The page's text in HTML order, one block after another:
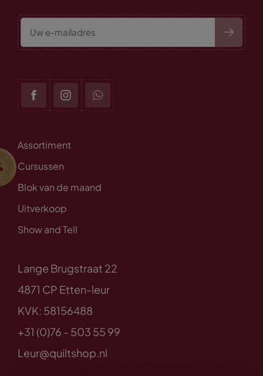
Assortiment
Cursussen
Blok van de maand
Uitverkoop
Show and Tell
Lange Brugstraat 22
4871 CP Etten-leur
KVK: 58156488
+31 (0)76 - 503 55 99
Leur@quiltshop.nl